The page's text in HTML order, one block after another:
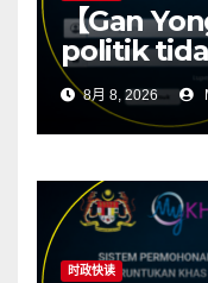
【Gan
politik
kawasan;
kepada
8月 8, 2026
时政快读